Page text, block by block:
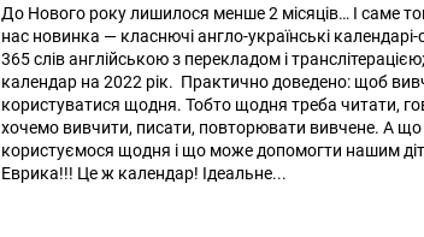
До Нового року лишилося менше 2 місяців… І саме
нас новинка — класнючі англо-українські
365 слів англійською з перекладом і
календар на 2022 рік. Практично доведено: щоб
користуватися щодня. Тобто щодня треба читати,
хочемо вивчити, писати, повторювати вивчене. А
користуємося щодня і що може допомогти нашим
Еврика!!! Це ж календар! Ідеальне...